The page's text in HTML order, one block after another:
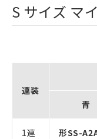
S サイズ マ
連装
青
1連 形SS-